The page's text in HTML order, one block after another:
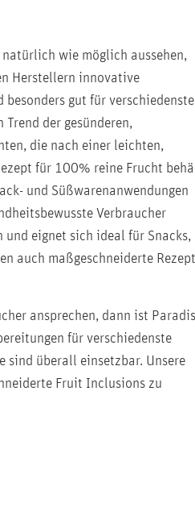
wie möglich aussehen,
Herstellern innovative
besonders gut für verschiedenste
der gesünderen,
die nach einer leichten,
für 100% reine Frucht
und Süßwarenanwendungen
Verbraucher
eignet sich ideal für Snacks,
auch maßgeschneiderte
ansprechen, dann ist
für verschiedenste
sind überall einsetzbar. Unsere
Fruit Inclusions zu